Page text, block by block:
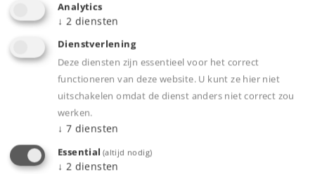
Productinfo
Bijbehorende producten
Analytics
↓ 2 diensten
Dienstverlening
Deze diensten zijn essentieel voor het correct
functioneren van deze website. U kunt ze hier niet
uitschakelen omdat de dienst anders niet correct zou
werken.
↓ 7 diensten
Essential (altijd nodig)
↓ 2 diensten